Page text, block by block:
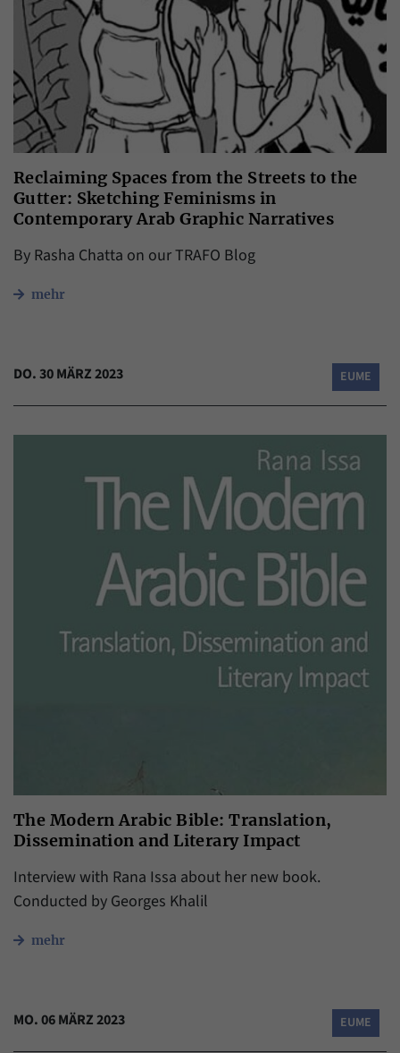
Reclaiming Spaces from the Streets to the
Gutter: Sketching Feminisms in
Contemporary Arab Graphic Narratives
By Rasha Chatta on our TRAFO Blog
mehr
DO. 30 MÄRZ 2023 EUME
The Modern Arabic Bible: Translation,
Dissemination and Literary Impact
Interview with Rana Issa about her new book.
Conducted by Georges Khalil
mehr
MO. 06 MÄRZ 2023 EUME